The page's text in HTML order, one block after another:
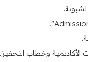
وخطاب التحفيز.